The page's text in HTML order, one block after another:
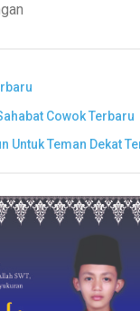
Cowok Terbaru
Untuk Teman Dekat